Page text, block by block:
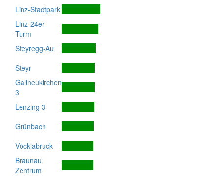
Linz-Stadtpark
Linz-24er-
Turm
Steyregg-Au
Steyr
Gallneukirchen
3
Lenzing 3
Grünbach
Vöcklabruck
Braunau
Zentrum